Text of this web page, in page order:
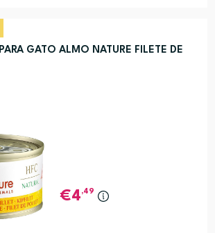
GATO ALMO NATURE FILETE DE
4,49